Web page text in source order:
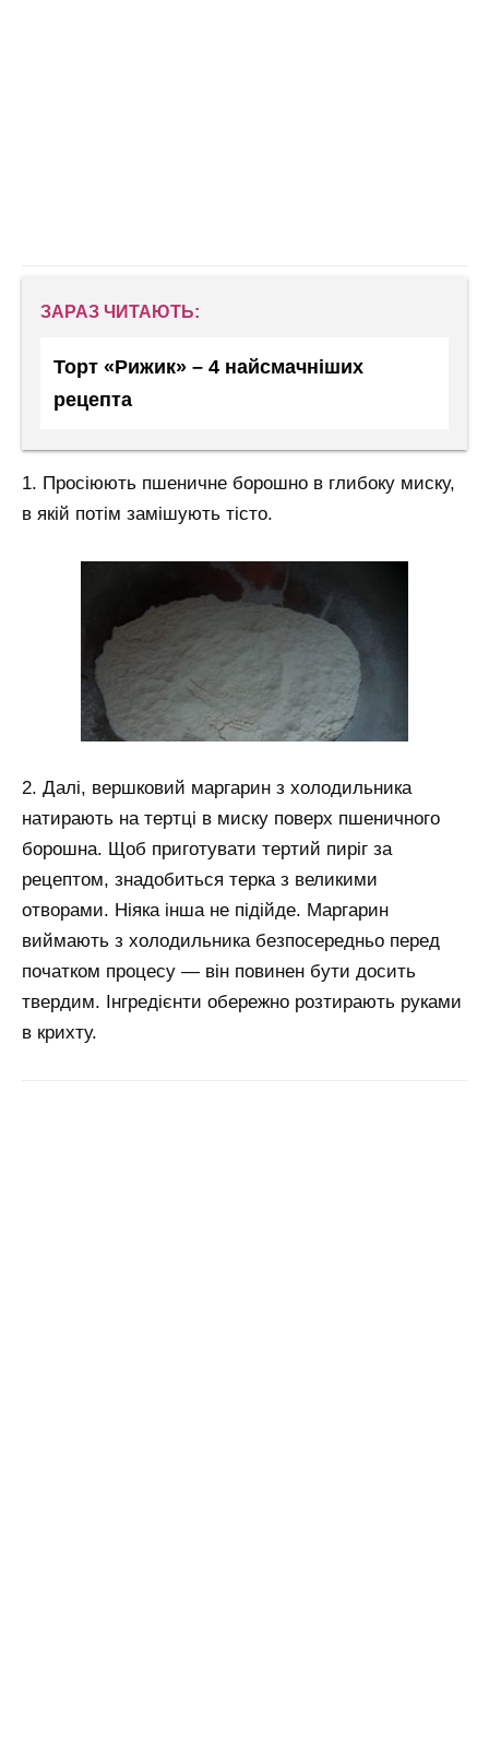
ЗАРАЗ ЧИТАЮТЬ:
Торт «Рижик» – 4 найсмачніших
рецепта
1. Просіюють пшеничне борошно в глибоку миску,
в якій потім замішують тісто.
2. Далі, вершковий маргарин з холодильника
натирають на тертці в миску поверх пшеничного
борошна. Щоб приготувати тертий пиріг за
рецептом, знадобиться терка з великими
отворами. Ніяка інша не підійде. Маргарин
виймають з холодильника безпосередньо перед
початком процесу — він повинен бути досить
твердим. Інгредієнти обережно розтирають руками
в крихту.